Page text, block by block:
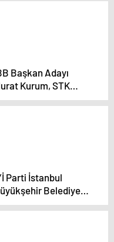
göstereceğiz
Başkan Adayı
Kurum, STK
Dünya
Umutla
Parti İstanbul
Belediye
Adayı Buğra
‘Seçimin